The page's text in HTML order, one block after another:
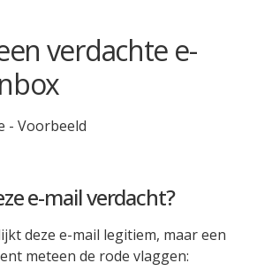
verdachte e-
e-mail verdacht?
deze e-mail legitiem, maar een
meteen de rode vlaggen: